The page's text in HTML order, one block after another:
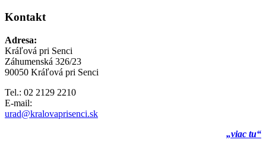
Kontakt
Adresa:
Kráľová pri Senci
Záhumenská 326/23
90050 Kráľová pri Senci
Tel.: 02 2129 2210
E-mail:
urad@kralovaprisenci.sk
„viac tu“